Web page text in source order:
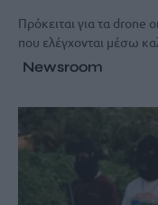
Πρόκειται για τα drone
που ελέγχονται μέσω
Newsroom